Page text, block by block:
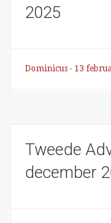
2025
Dominicus - 13
Tweede
december